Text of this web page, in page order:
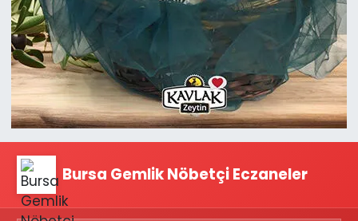
Bursa Gemlik Nöbetçi Eczaneler